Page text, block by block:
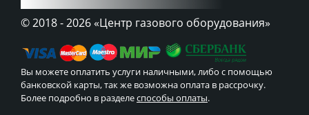
© 2018 - 2026 «Центр газового оборудования»
Вы можете оплатить услуги наличными, либо с помощью
банковской карты, так же возможна оплата в рассрочку.
Более подробно в разделеспособы оплаты.